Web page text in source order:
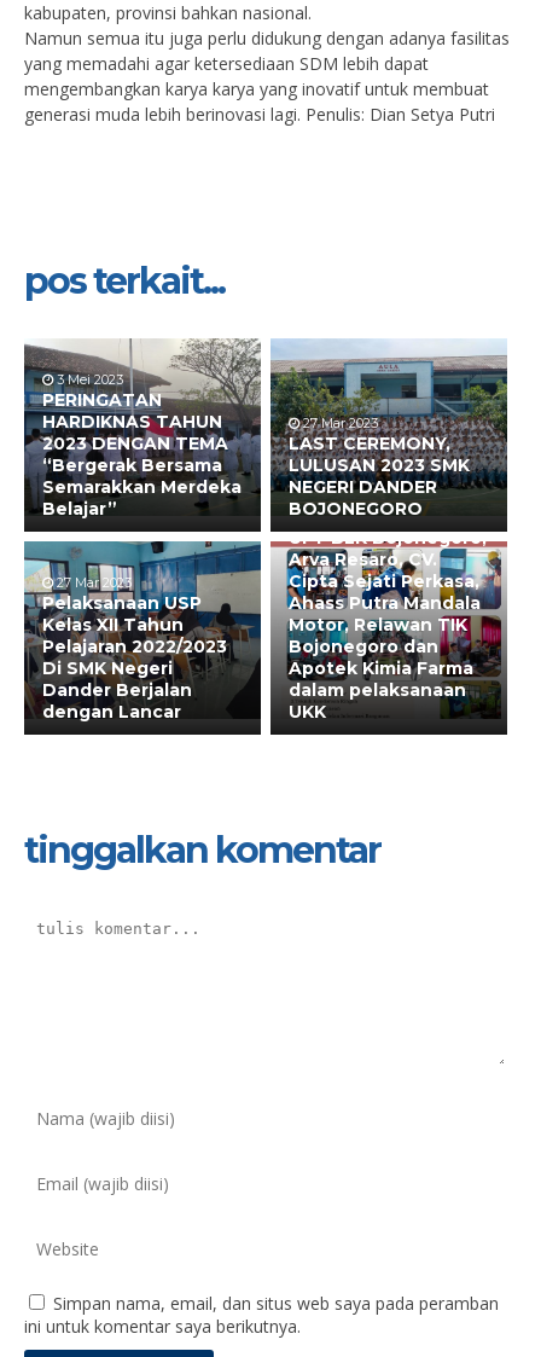
kabupaten, provinsi bahkan nasional.
Namun semua itu juga perlu didukung dengan adanya fasilitas
yang memadahi agar ketersediaan SDM lebih dapat
mengembangkan karya karya yang inovatif untuk membuat
generasi muda lebih berinovasi lagi. Penulis: Dian Setya Putri
pos terkait...
3 Mei 2023
PERINGATAN
HARDIKNAS TAHUN
2023 DENGAN TEMA
“Bergerak Bersama
Semarakkan Merdeka
Belajar”
27 Mar 2023
LAST CEREMONY,
LULUSAN 2023 SMK
NEGERI DANDER
BOJONEGORO
27 Mar 2023
Pelaksanaan USP
Kelas XII Tahun
Pelajaran 2022/2023
Di SMK Negeri
Dander Berjalan
dengan Lancar
6 Mar 2023
SMK Negeri Dander
bekerjasama dengan
PT. Daihatsu
Kharisma Sejahtera,
UPT BLK Bojonegoro,
Arva Resaro, CV.
Cipta Sejati Perkasa,
Ahass Putra Mandala
Motor, Relawan TIK
Bojonegoro dan
Apotek Kimia Farma
dalam pelaksanaan
UKK
tinggalkan komentar
Simpan nama, email, dan situs web saya pada peramban
ini untuk komentar saya berikutnya.